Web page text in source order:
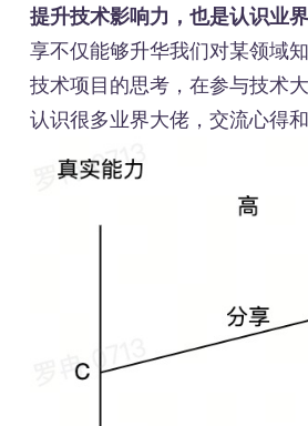
提升技术影响力，也是认识业
享不仅能够升华我们对某领域
技术项目的思考，在参与技术
认识很多业界大佬，交流心得